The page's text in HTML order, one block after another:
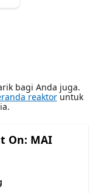
bagi Anda juga.
reaktoruntuk
On: MAI